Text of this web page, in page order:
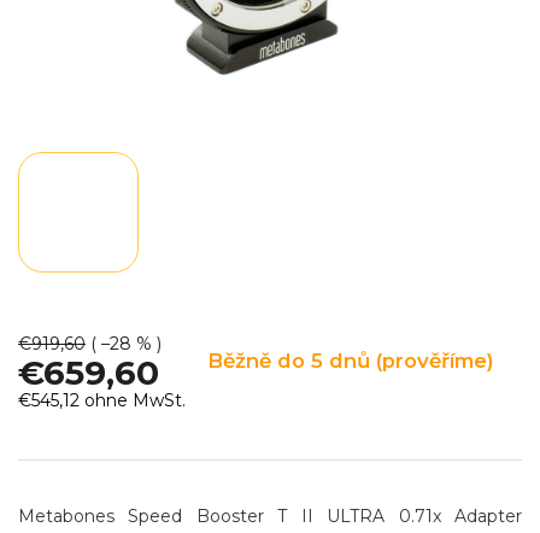
€919,60 ( –28 % )
€659,60 Běžně do 5 dnů (prověříme)
€545,12 ohne MwSt.
Metabones Speed Booster T II ULTRA 0.71x Adapter